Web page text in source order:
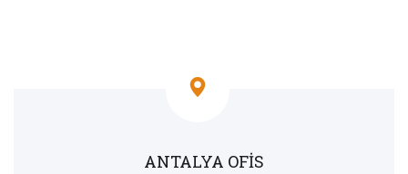
ANTALYA OFIS